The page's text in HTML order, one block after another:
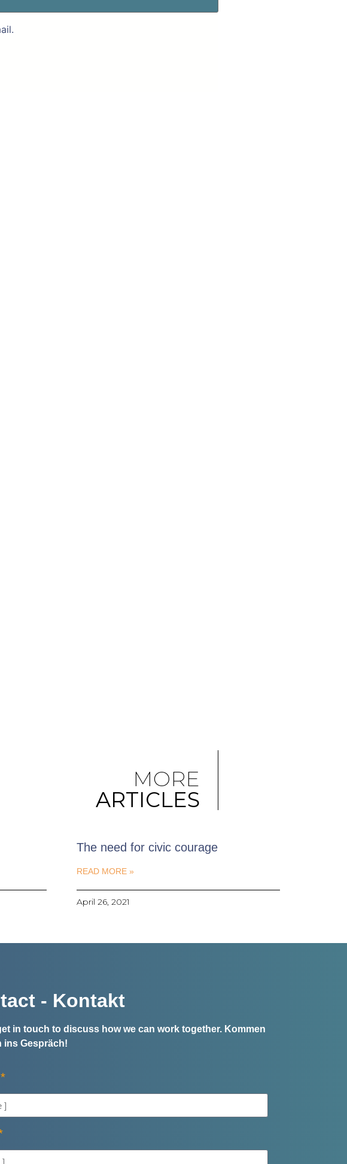
MORE
ARTICLES
The need for civic courage
READ MORE »
April 26, 2021
- Kontakt
in touch to discuss how we can work together. Kommen
ins Gespräch!